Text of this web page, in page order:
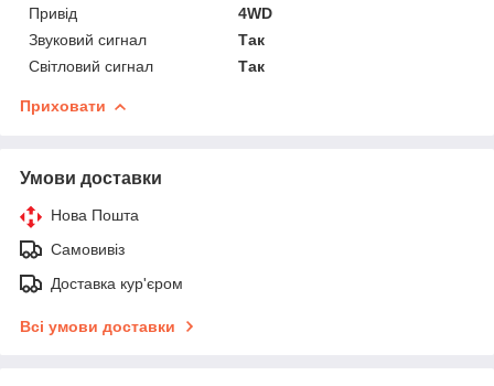
Привід
4WD
Звуковий сигнал
Так
Світловий сигнал
Так
Приховати
Умови доставки
Нова Пошта
Самовивіз
Доставка кур'єром
Всі умови доставки